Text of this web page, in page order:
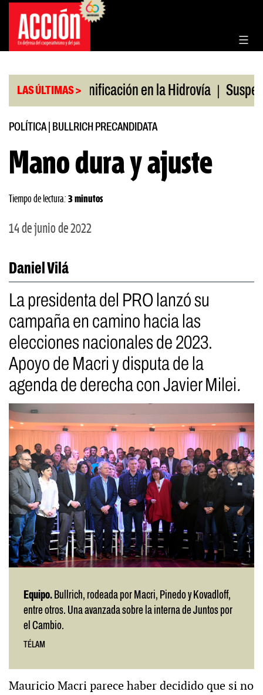
Saltar
contenido
LAS ÚLTIMAS >
julio | Bonificación en la Hidrovía | Suspenden
POLÍTICA| BULLRICH PRECANDIDATA
Mano dura y ajuste
Tiempo de lectura: 3 minutos
14 de junio de 2022
Daniel Vilá
La presidenta del PRO lanzó su
campaña en camino hacia las
elecciones nacionales de 2023.
Apoyo de Macri y disputa de la
agenda de derecha con Javier Milei.
Equipo. Bullrich, rodeada por Macri, Pinedo y Kovadloff,
entre otros. Una avanzada sobre la interna de Juntos por
el Cambio.
TÉLAM
Mauricio Macri parece haber decidido que si no